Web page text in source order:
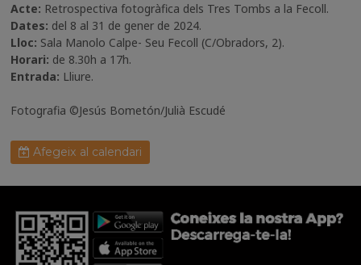
Acte: Retrospectiva fotogràfica dels Tres Tombs a la Fecoll.
Dates: del 8 al 31 de gener de 2024.
Lloc: Sala Manolo Calpe- Seu Fecoll (C/Obradors, 2).
Horari: de 8.30h a 17h.
Entrada: Lliure.
Fotografia ©Jesús Bometón/Julià Escudé
Afegeix al calendari